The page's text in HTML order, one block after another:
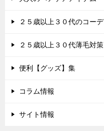
２５歳以上３０代のコーデ
２５歳以上３０代薄毛対策
便利【グッズ】集
コラム情報
サイト情報